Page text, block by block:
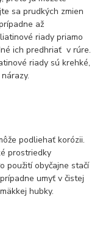
sa prudkých zmien
až
riady priamo
ich predhriať v rúre.
riady sú krehké,
podliehať korózii.
prostriedky
použití obyčajne stačí
umyť v čistej
hubky.